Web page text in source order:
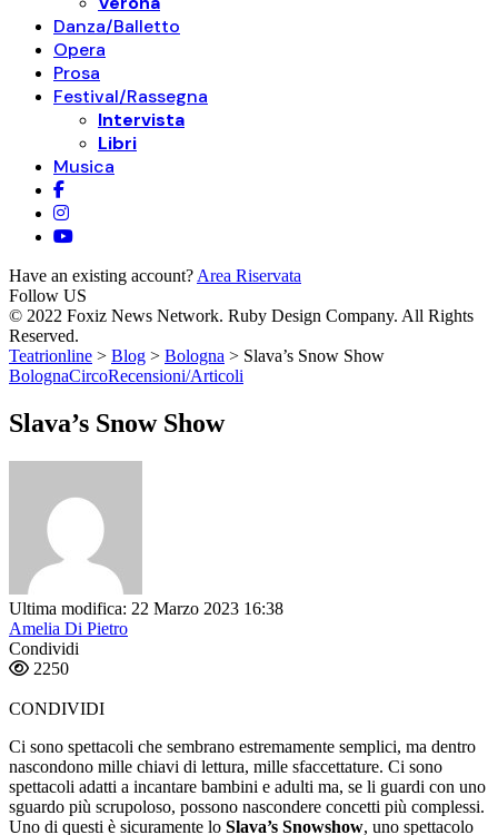
Danza/Balletto
Opera
Prosa
Festival/Rassegna
Intervista
Libri
Musica
Have an existing account? Area Riservata
Follow US
© 2022 Foxiz News Network. Ruby Design Company. All Rights
Reserved.
Teatrionline > Blog > Bologna > Slava’s Snow Show
BolognaCircoRecensioni/Articoli
Slava’s Snow Show
Ultima modifica: 22 Marzo 2023 16:38
Amelia Di Pietro
Condividi
2250
CONDIVIDI
Ci sono spettacoli che sembrano estremamente semplici, ma dentro
nascondono mille chiavi di lettura, mille sfaccettature. Ci sono
spettacoli adatti a incantare bambini e adulti ma, se li guardi con uno
sguardo più scrupoloso, possono nascondere concetti più complessi.
Uno di questi è sicuramente lo Slava’s Snowshow, uno spettacolo